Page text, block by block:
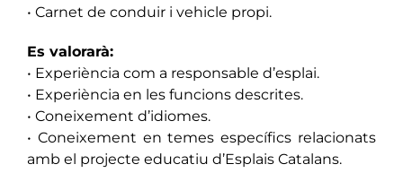
• Carnet de conduir i vehicle propi.
Es valorarà:
• Experiència com a responsable d’esplai.
• Experiència en les funcions descrites.
• Coneixement d’idiomes.
• Coneixement en temes específics relacionats
amb el projecte educatiu d’Esplais Catalans.